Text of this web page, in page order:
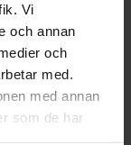
Vi
och annan
och
med.
med annan
som de har
&